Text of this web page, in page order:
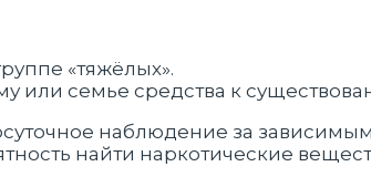
«тяжёлых».
или семье средства к
наблюдение за
найти наркотические